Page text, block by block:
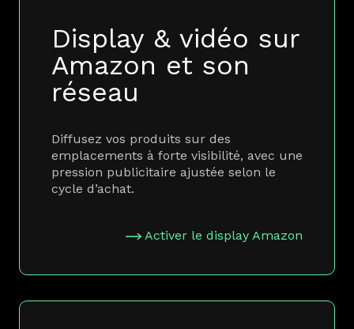
Display & vidéo sur
Amazon et son
réseau
Diffusez vos produits sur des
emplacements à forte visibilité, avec une
pression publicitaire ajustée selon le
cycle d’achat.
Activer le display Amazon